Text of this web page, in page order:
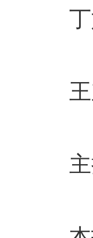
丁
王
主